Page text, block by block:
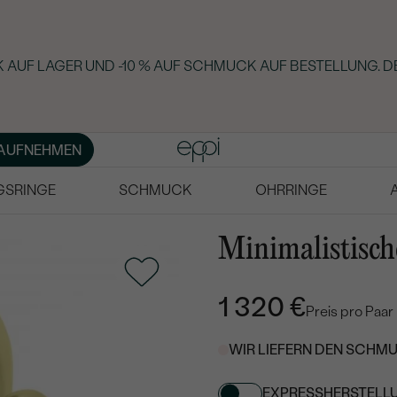
LAGER UND -10 % AUF SCHMUCK AUF BESTELLUNG.
SCHMUCK OHRRINGE
1 320 €Preis pro Paar
WIR LIEFERN DEN